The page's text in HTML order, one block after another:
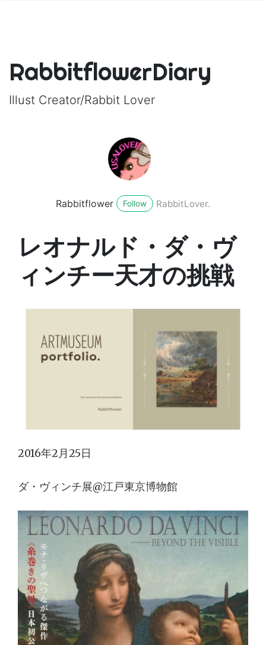
RabbitflowerDiary
Illust Creator/Rabbit Lover
Rabbitflower Follow RabbitLover.
レオナルド・ダ・ヴ
ィンチー天才の挑戦
2016年2月25日
ダ・ヴィンチ展@江戸東京博物館